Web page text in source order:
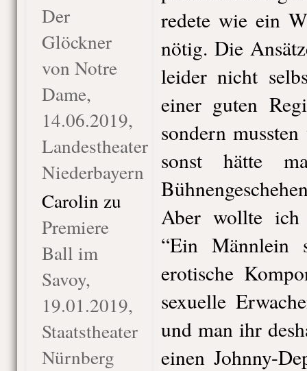
Der
Glöckner
von Notre
Dame,
14.06.2019,
Landestheater
Niederbayern
Carolin zu
Premiere
Ball im
Savoy,
19.01.2019,
Staatstheater
Nürnberg
redete wie ein
nötig. Die
leider nicht
einer guten
sondern
sonst hätte
Aber wollte ich
“Ein Männlein
erotische
sexuelle
und man ihr
einen Johnny-